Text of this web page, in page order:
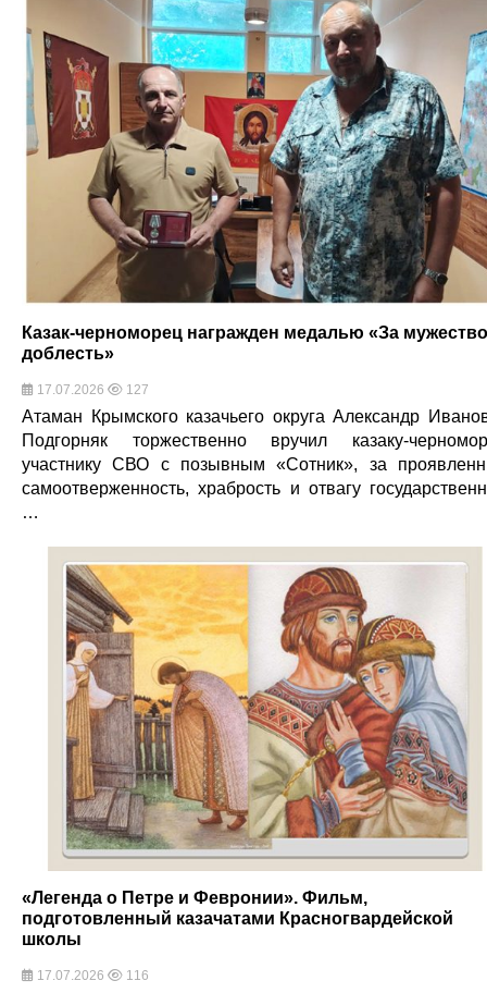
Казак-черноморец награжден медалью «За
доблесть»
17.07.2026 127
Атаман Крымского казачьего округа Александр
Подгорняк торжественно вручил казаку-
участнику СВО с позывным «Сотник», за
самоотверженность, храбрость и отвагу
…
«Легенда о Петре и Февронии». Фильм,
подготовленный казачатами Красногвардейской
школы
17.07.2026 116